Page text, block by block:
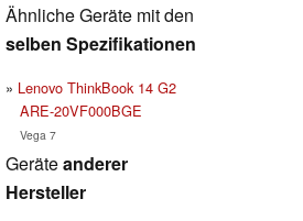
Ähnliche Geräte mit den
selben Spezifikationen
Lenovo ThinkBook 14 G2
ARE-20VF000BGE
Vega 7
Geräteanderer
Hersteller